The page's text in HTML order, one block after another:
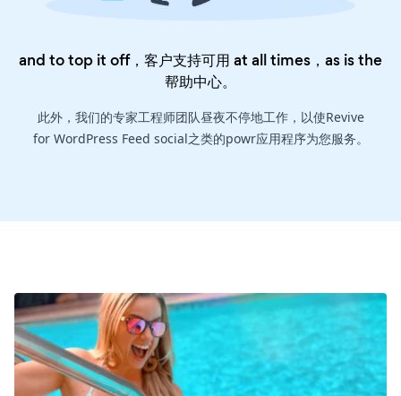
and to top it off，客户支持可用 at all times，as is the
帮助中心。
此外，我们的专家工程师团队昼夜不停地工作，以使Revive
for WordPress Feed social之类的powr应用程序为您服务。